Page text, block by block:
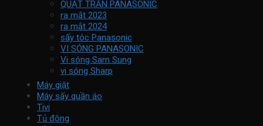
QUẠT TRẦN PANASONIC
ra mắt 2023
ra mắt 2024
sấy tóc Panasonic
VI SÓNG PANASONIC
Vi sóng Sam Sung
vi sóng Sharp
Máy giặt
Máy sấy quần áo
Tivi
Tủ đông